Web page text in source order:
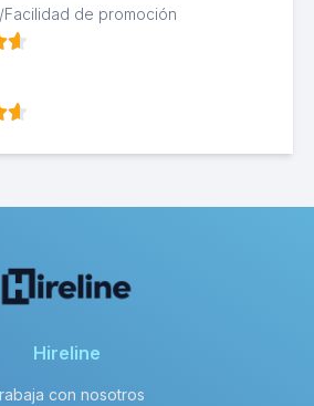
de promoción
Hireline
con nosotros